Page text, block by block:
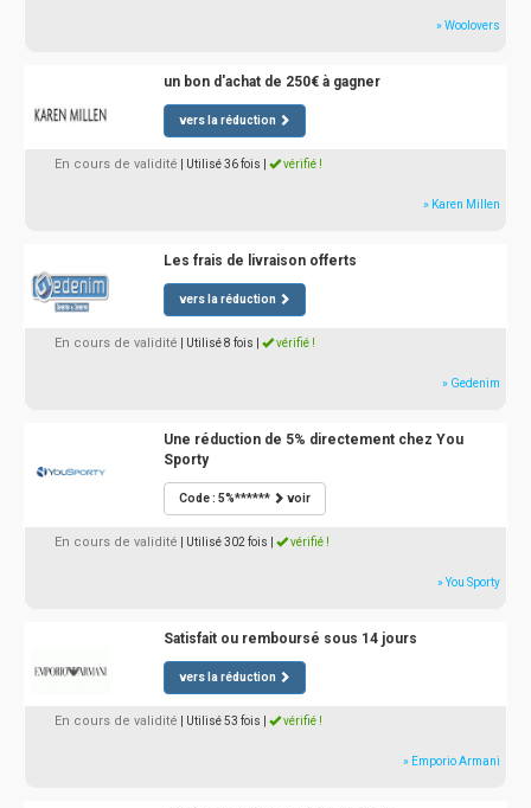
» Woolovers
un bon d'achat de 250€ à gagner
vers la réduction
En cours de validité | Utilisé 36 fois vérifié !
» Karen Millen
Les frais de livraison offerts
vers la réduction
En cours de validité | Utilisé 8 fois vérifié !
» Gedenim
Une réduction de 5% directement chez You
Sporty
Code : 5%****** voir
En cours de validité | Utilisé 302 fois vérifié !
» You Sporty
Satisfait ou remboursé sous 14 jours
vers la réduction
En cours de validité | Utilisé 53 fois vérifié !
» Emporio Armani